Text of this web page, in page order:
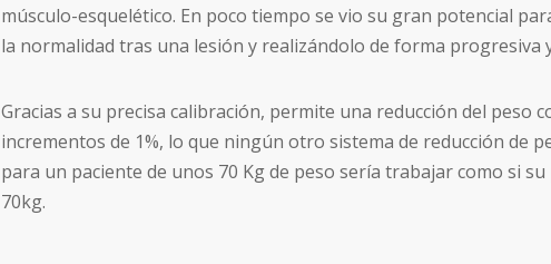
músculo-esquelético. En poco tiempo se vio su gran potencial
la normalidad tras una lesión y realizándolo de forma progresiva
Gracias a su precisa calibración, permite una reducción del peso
incrementos de 1%, lo que ningún otro sistema de reducción de
para un paciente de unos 70 Kg de peso sería trabajar como si
70kg.